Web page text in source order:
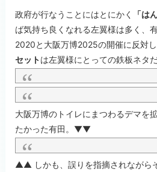
政府が行なうことにはとにかく 「は
ば気持ち良くなれる左翼様は多く、
2020と大阪万博2025の開催に反対
セットは左翼様にとっての鉄板ネ
大阪万博のトイレにまつわるデマを
たかった有田。▼▼
▲▲ しかも、誤りを指摘されながら